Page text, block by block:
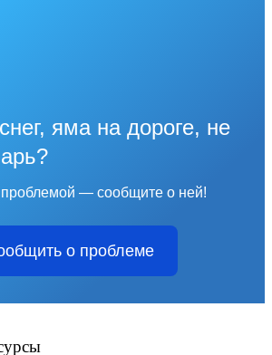
яма на дороге, не
проблемой — сообщите о ней!
о проблеме